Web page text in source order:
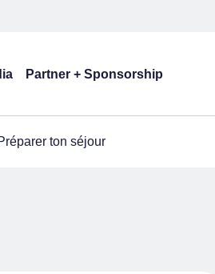
Partner + Sponsorship
ton séjour